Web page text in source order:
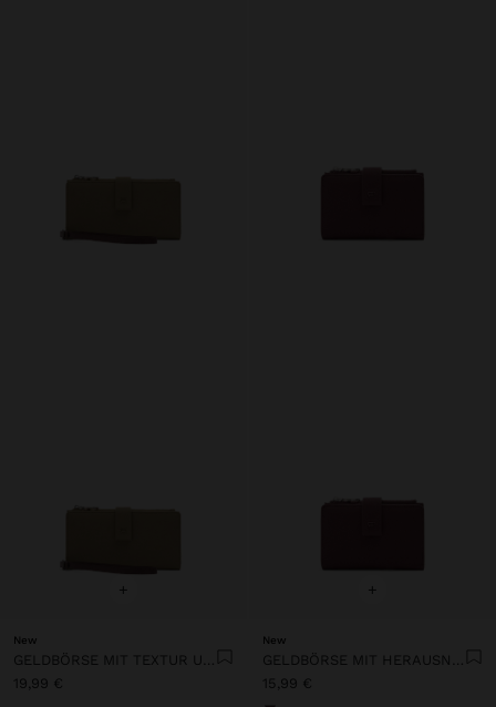
+
New
GELDBÖRSE MIT TEXTUR UND HANDSCHLAUFE
19,99 €
+
New
GELDBÖRSE MIT HERAUSNEHMBAREM KARTENETUI
15,99 €